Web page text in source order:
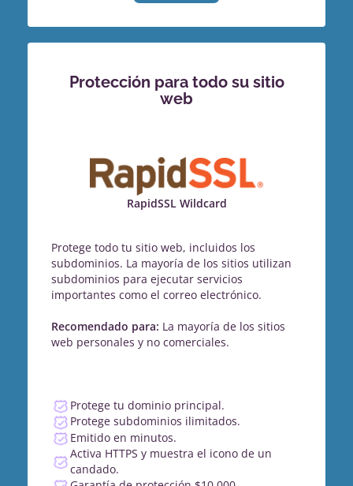
Protección para todo su sitio
web
RapidSSL Wildcard
Protege todo tu sitio web, incluidos los
subdominios. La mayoría de los sitios utilizan
subdominios para ejecutar servicios
importantes como el correo electrónico.
Recomendado para: La mayoría de los sitios
web personales y no comerciales.
Protege tu dominio principal.
Protege subdominios ilimitados.
Emitido en minutos.
Activa HTTPS y muestra el icono de un
candado.